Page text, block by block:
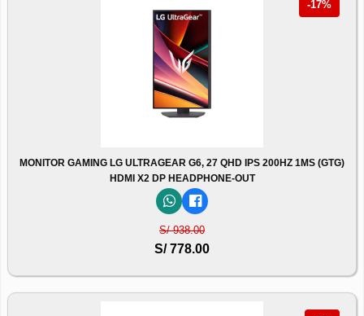
-17%
MONITOR GAMING LG ULTRAGEAR G6, 27 QHD IPS 200HZ 1MS (GTG)
HDMI X2 DP HEADPHONE-OUT
S/ 938.00
S/ 778.00